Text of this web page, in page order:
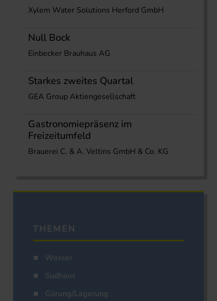
Xylem Water Solutions Herford GmbH
Null Bock
Einbecker Brauhaus AG
Starkes zweites Quartal
GEA Group Aktiengesellschaft
Gastronomiepräsenz im
Freizeitumfeld
Brauerei C. & A. Veltins GmbH & Co. KG
THEMEN
Wasser
Sudhaus
Gärung/Lagerung